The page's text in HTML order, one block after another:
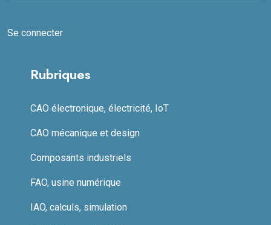
Se connecter
Rubriques
CAO électronique, électricité, IoT
CAO mécanique et design
Composants industriels
FAO, usine numérique
IAO, calculs, simulation